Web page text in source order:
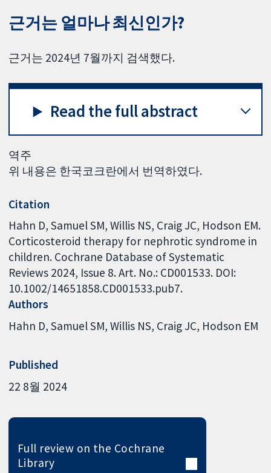
근거는 얼마나 최신인가?
근거는 2024년 7월까지 검색했다.
Read the full abstract
역주
위 내용은 한국코크란에서 번역하였다.
Citation
Hahn D, Samuel SM, Willis NS, Craig JC, Hodson EM.
Corticosteroid therapy for nephrotic syndrome in
children. Cochrane Database of Systematic
Reviews 2024, Issue 8. Art. No.: CD001533. DOI:
10.1002/14651858.CD001533.pub7.
Authors
Hahn D Samuel SM Willis NS Craig JC Hodson EM
Published
22 8월 2024
Full review on the Cochrane
Library